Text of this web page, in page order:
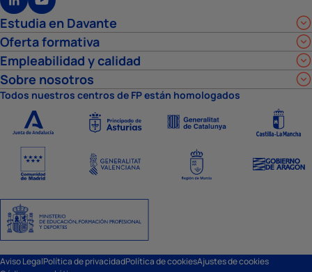
Estudia en Davante
Oferta formativa
Empleabilidad y calidad
Sobre nosotros
Todos nuestros centros de FP están homologados
Aviso LegalPolítica de privacidadPolítica de cookiesAjustes de cookies